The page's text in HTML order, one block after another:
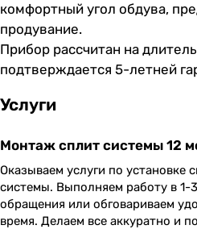
комфортный угол обдува,
продувание.
Прибор рассчитан на
подтверждается 5-летней
Услуги
Монтаж сплит системы 12
Оказываем услуги по установке
системы. Выполняем работу в 1-
обращения или обговариваем
время. Делаем все аккуратно и по